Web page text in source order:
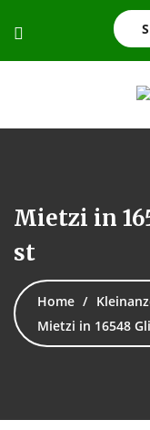
Mietzi in
st
Home
Mietzi in 16548